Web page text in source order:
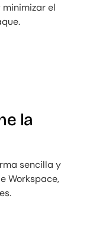
el
la
sencilla y
Workspace,